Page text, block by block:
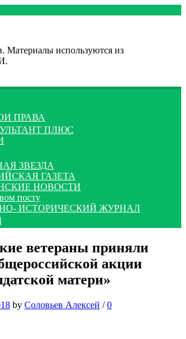
Материалы используются из
ПРАВА
ПЛЮС
ЗВЕЗДА
ГАЗЕТА
НОВОСТИ
посту
ИСТОРИЧЕСКИЙ ЖУРНАЛ
ветераны приняли
акции
матери»
by Соловьев Алексей / 0